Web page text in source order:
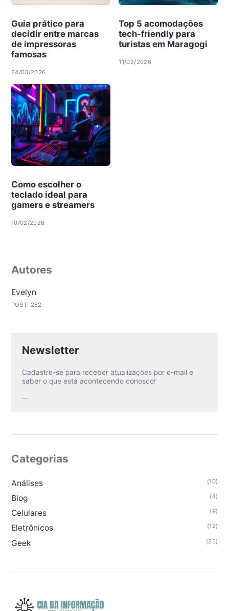
Guia prático para
decidir entre marcas
de impressoras
famosas
24/03/2026
Top 5 acomodações
tech-friendly para
turistas em Maragogi
11/02/2026
Como escolher o
teclado ideal para
gamers e streamers
10/02/2026
Autores
Evelyn
POST: 262
Newsletter
Cadastre-se para receber atualizações por e-mail e
saber o que está acontecendo conosco!
...
Categorias
Análises (10)
Blog (4)
Celulares (9)
Eletrônicos (12)
Geek (25)